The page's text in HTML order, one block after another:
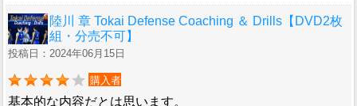
陸川 章 Tokai Defense Coaching ＆ Drills【DVD2枚
組・分売不可】
投稿日：2024年06月15日
購入者
基本的な内容だとは思います。